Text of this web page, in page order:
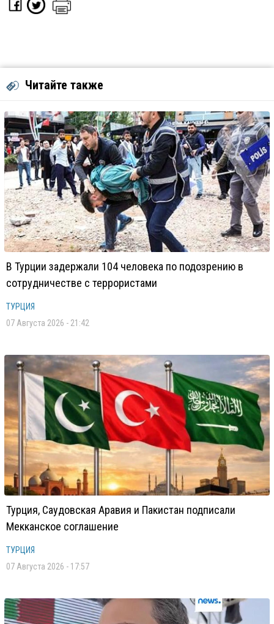
Читайте также
В Турции задержали 104 человека по подозрению в
сотрудничестве с террористами
ТУРЦИЯ
07 Августа 2026 - 21:42
Турция, Саудовская Аравия и Пакистан подписали
Мекканское соглашение
ТУРЦИЯ
07 Августа 2026 - 17:57